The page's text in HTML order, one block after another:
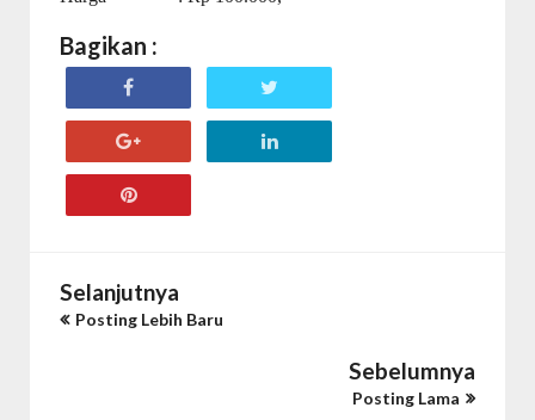
Bagikan :
Selanjutnya
Posting Lebih Baru
Sebelumnya
Posting Lama